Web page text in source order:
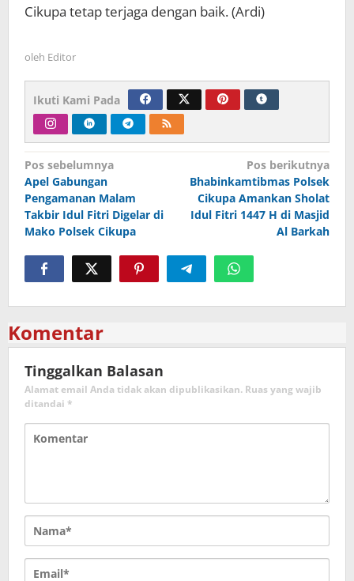
Cikupa tetap terjaga dengan baik. (Ardi)
oleh Editor
Ikuti Kami Pada
Navigasi
pos
Pos sebelumnya
Apel Gabungan
Pengamanan Malam
Takbir Idul Fitri Digelar di
Mako Polsek Cikupa
Pos berikutnya
Bhabinkamtibmas Polsek
Cikupa Amankan Sholat
Idul Fitri 1447 H di Masjid
Al Barkah
Komentar
Tinggalkan Balasan
Alamat email Anda tidak akan dipublikasikan. Ruas yang wajib
ditandai *